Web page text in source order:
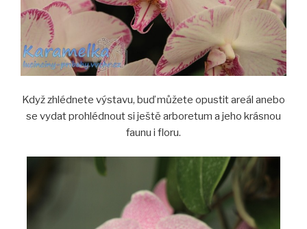
Když zhlédnete výstavu, buď můžete opustit areál anebo
se vydat prohlédnout si ještě arboretum a jeho krásnou
faunu i floru.